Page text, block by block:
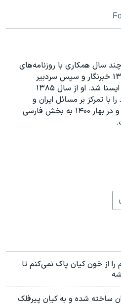
سال همکاری با روزنامه‌های
مختلف، در سال ۱۳۷۸ خبرنگار و سپس سردبیر
پارلمانی و اقتصادی ایسنا شد. او از سال ۱۳۸۵
با تمرکز بر مسائل ایران و
حقوق بشر ادامه داد و در بهار ۱۴۰۰ به بخش فارسی
را از خون کیان پاک نمی‌کنم تا
ساخته شده و به کیان پیرفلک